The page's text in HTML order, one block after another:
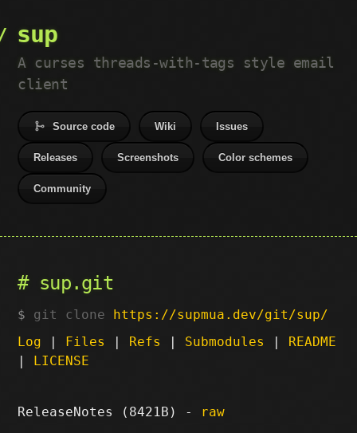
sup
A curses threads-with-tags style email
client
Source code Wiki Issues
Releases Screenshots Color schemes
Community
sup.git
git clone https://supmua.dev/git/sup/
Log | Files | Refs | Submodules | README
| LICENSE
ReleaseNotes (8421B) - raw